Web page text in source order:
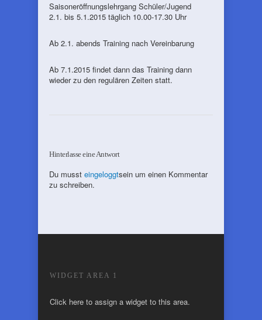
Saisoneröffnungslehrgang Schüler/Jugend
2.1. bis 5.1.2015 täglich 10.00-17.30 Uhr
Ab 2.1. abends Training nach Vereinbarung
Ab 7.1.2015 findet dann das Training dann
wieder zu den regulären Zeiten statt.
Hinterlasse eine Antwort
Du musst eingeloggtsein um einen Kommentar
zu schreiben.
WIDGET AREA 1
Click here to assign a widget to this area.